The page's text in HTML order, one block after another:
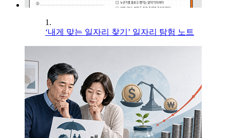
1.
‘내게 맞는 일자리 찾기’ 일자리 탐험 노트